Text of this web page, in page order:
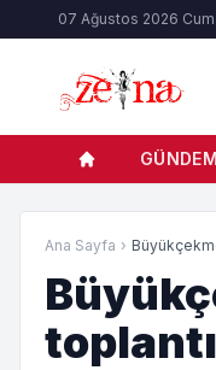
07 Ağustos 2026
GÜNDEM
Ana Sayfa ›